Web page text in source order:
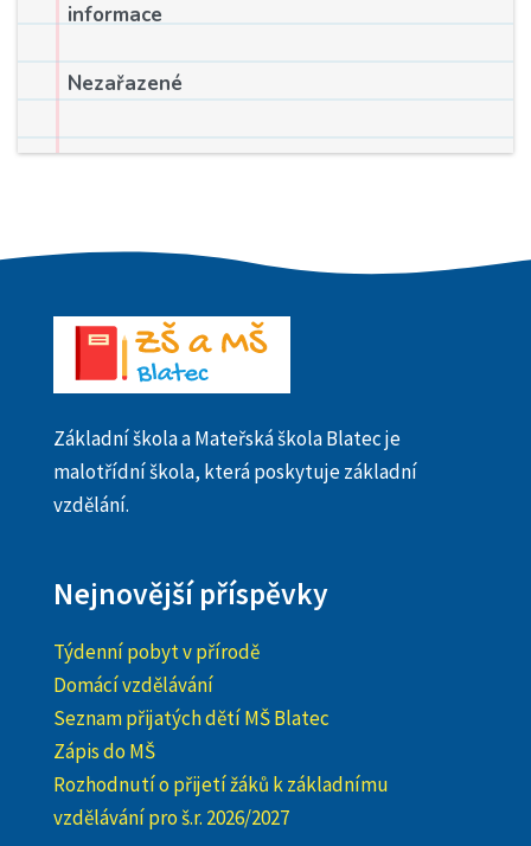
informace
Nezařazené
Základní škola a Mateřská škola Blatec je
malotřídní škola, která poskytuje základní
vzdělání.
Nejnovější příspěvky
Týdenní pobyt v přírodě
Domácí vzdělávání
Seznam přijatých dětí MŠ Blatec
Zápis do MŠ
Rozhodnutí o přijetí žáků k základnímu
vzdělávání pro š.r. 2026/2027